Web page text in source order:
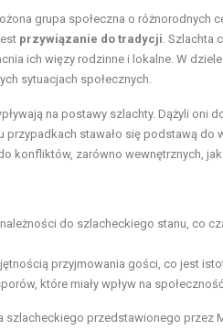
grupa społeczna o różnorodnych
przywiązanie do tradycji. Szlachta
ich więzy rodzinne i lokalne. W
sytuacjach społecznych.
na postawy szlachty. Dążyli oni
stawało się podstawą do
konfliktów, zarówno wewnętrznych,
do szlacheckiego stanu, co
przyjmowania gości, co jest
które miały wpływ na
przedstawionego przez